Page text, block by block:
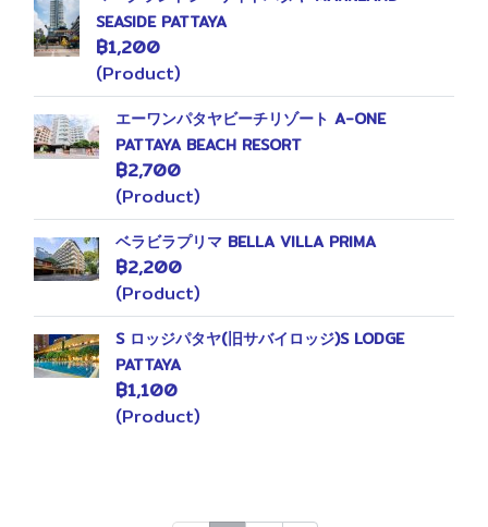
SEASIDE PATTAYA
฿1,200
(Product)
エーワンパタヤビーチリゾート A-ONE
PATTAYA BEACH RESORT
฿2,700
(Product)
ベラビラプリマ BELLA VILLA PRIMA
฿2,200
(Product)
S ロッジパタヤ(旧サバイロッジ)S LODGE
PATTAYA
฿1,100
(Product)